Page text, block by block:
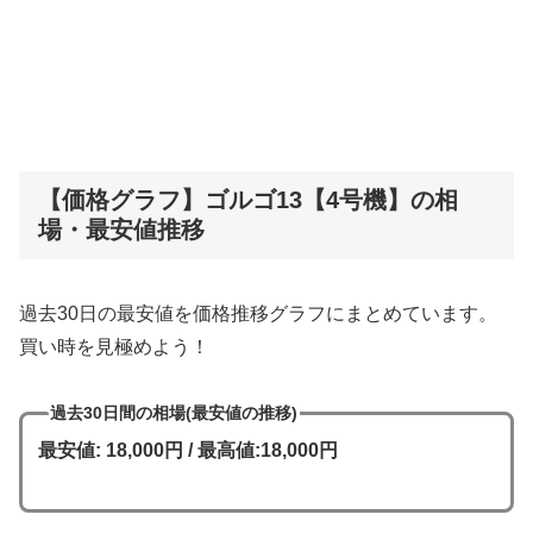
【価格グラフ】ゴルゴ13【4号機】の相
場・最安値推移
過去30日の最安値を価格推移グラフにまとめています。
買い時を見極めよう！
過去30日間の相場(最安値の推移)
最安値: 18,000円 / 最高値:18,000円